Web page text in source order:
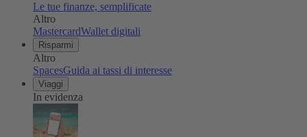
Le tue finanze, semplificate
Altro
MastercardWallet digitali
Risparmi
Altro
SpacesGuida ai tassi di interesse
Viaggi
In evidenza